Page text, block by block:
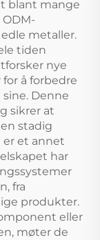
blant mange
metaller.
tiden
nye
å forbedre
Denne
sikrer at
stadig
er et annet
har
fra
produkter.
eller
møter de